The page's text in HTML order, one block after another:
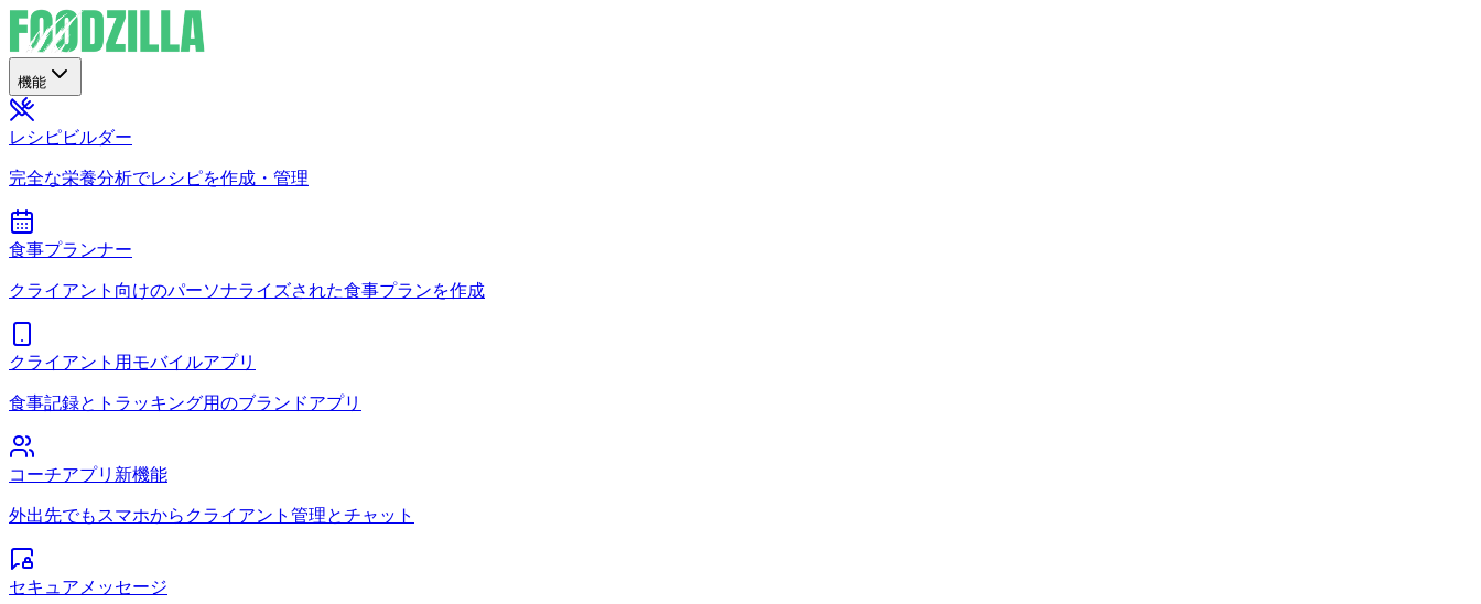
機能
レシピビルダー
完全な栄養分析でレシピを作成・管理
食事プランナー
クライアント向けのパーソナライズされた食事プランを作成
クライアント用モバイルアプリ
食事記録とトラッキング用のブランドアプリ
コーチアプリ 新機能
外出先でもスマホからクライアント管理とチャット
セキュアメッセージ